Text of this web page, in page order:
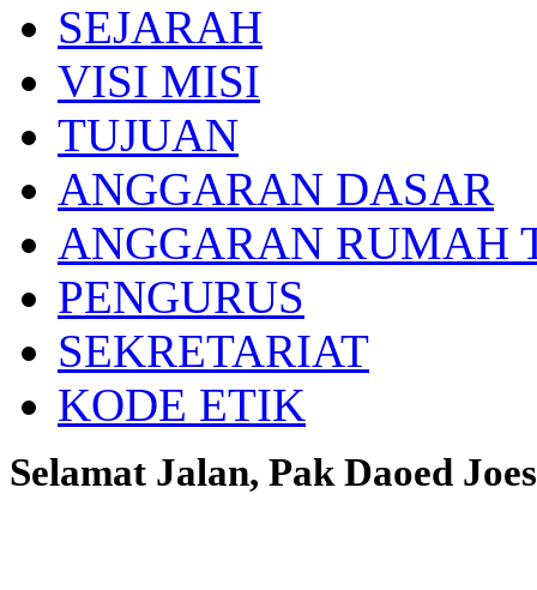
SEJARAH
VISI MISI
TUJUAN
ANGGARAN DASAR
ANGGARAN RUMAH
PENGURUS
SEKRETARIAT
KODE ETIK
Selamat Jalan, Pak Daoed